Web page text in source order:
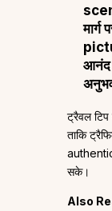
आनंद
ट्रैवल टिप
ताकि
सके।
Also